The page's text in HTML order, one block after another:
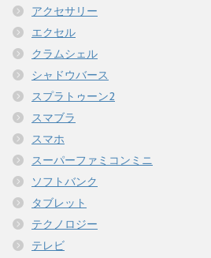
アクセサリー
エクセル
クラムシェル
シャドウバース
スプラトゥーン2
スマブラ
スマホ
スーパーファミコンミニ
ソフトバンク
タブレット
テクノロジー
テレビ